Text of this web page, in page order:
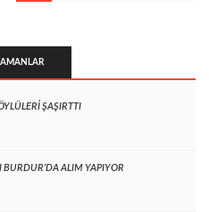
ŞAŞIRTTI
BURDUR’DA ALIM YAPIYOR